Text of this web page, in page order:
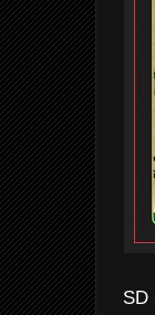
SD